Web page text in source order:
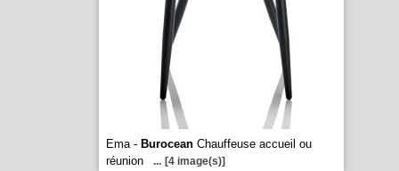
Ema - BuroceanChauffeuse accueil ou
réunion
... [4 image(s)]